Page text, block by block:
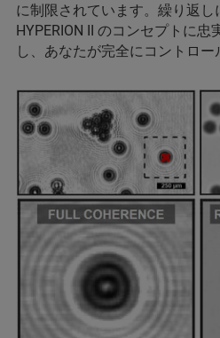
に制限されています。繰り返し
HYPERION II のコンセプトに
し、あなたが完全にコントロー